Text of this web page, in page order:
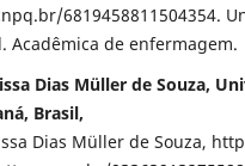
6819458811504354.
Acadêmica de enfermagem.
Dias Müller de Souza,
Brasil,
Dias Müller de Souza,